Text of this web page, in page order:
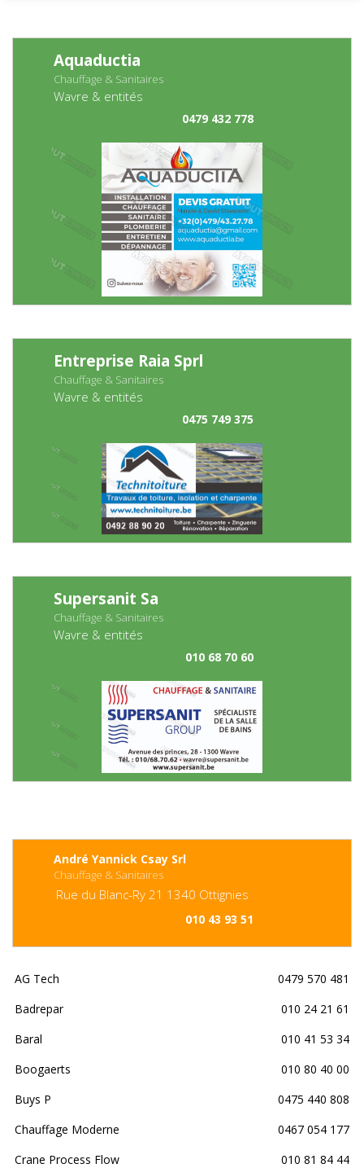
Aquaductia
Chauffage & Sanitaires
Wavre & entités
0479 432 778
Entreprise Raia Sprl
Chauffage & Sanitaires
Wavre & entités
0475 749 375
Supersanit Sa
Chauffage & Sanitaires
Wavre & entités
010 68 70 60
André Yannick Csay Srl
Chauffage & Sanitaires
Rue du Blanc-Ry 21 1340 Ottignies
010 43 93 51
AG Tech
0479 570 481
Badrepar
010 24 21 61
Baral
010 41 53 34
Boogaerts
010 80 40 00
Buys P
0475 440 808
Chauffage Moderne
0467 054 177
Crane Process Flow
010 81 84 44